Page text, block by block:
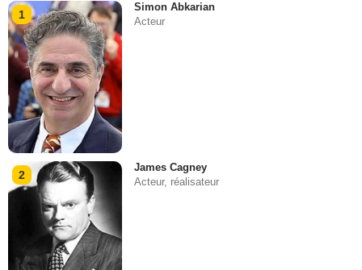
1
Simon Abkarian
Acteur
2
James Cagney
Acteur, réalisateur